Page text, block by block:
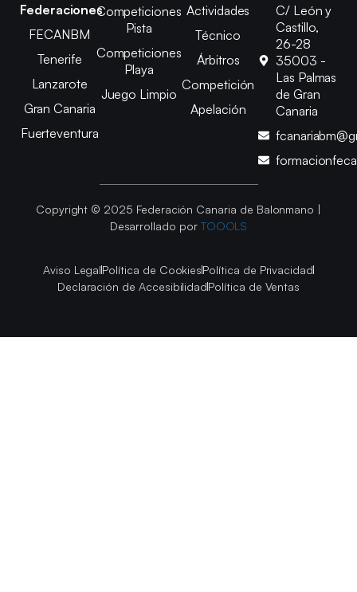
Federaciones
FECANBM
Tenerife
Lanzarote
Gran Canaria
Fuerteventura
Competiciones
Pista
Competiciones
Playa
Juego Limpio
Actividades
Técnico
Árbitros
Competición
Apelación
C/ León y
Castillo,
26-28
35003 -
Las Palmas
de Gran
Canaria
Copyright © 2025 Federación Canaria de Balonmano |
Desarrollado por TOOOLS
Aviso LegalPolítica de CookiesPolítica de Privacidad
Declaración de AccesibilidadPolítica de Ventas